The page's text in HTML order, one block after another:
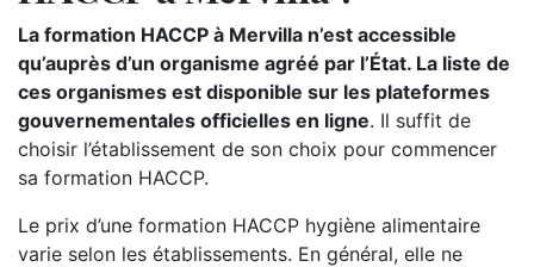
La formation HACCP à Mervilla n’est accessible
qu’auprès d’un organisme agréé par l’État. La liste de
ces organismes est disponible sur les plateformes
gouvernementales officielles en ligne. Il suffit de
choisir l’établissement de son choix pour commencer
sa formation HACCP.
Le prix d’une formation HACCP hygiène alimentaire
varie selon les établissements. En général, elle ne